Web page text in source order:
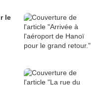
le